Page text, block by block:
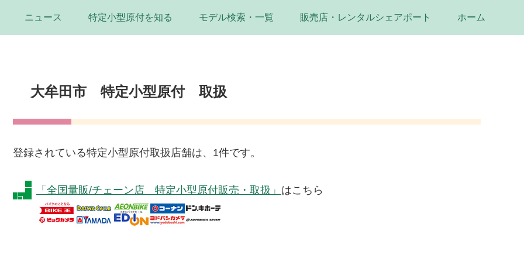
ニュース 特定小型原付を知る モデル検索・一覧 販売店・レンタルシェアポート ホーム
大牟田市 特定小型原付 取扱
登録されている特定小型原付取扱店舗は、1件です。
「全国量販/チェーン店 特定小型原付販売・取扱」 はこちら